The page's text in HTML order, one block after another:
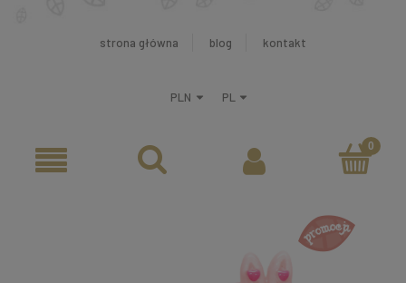
strona główna blog kontakt